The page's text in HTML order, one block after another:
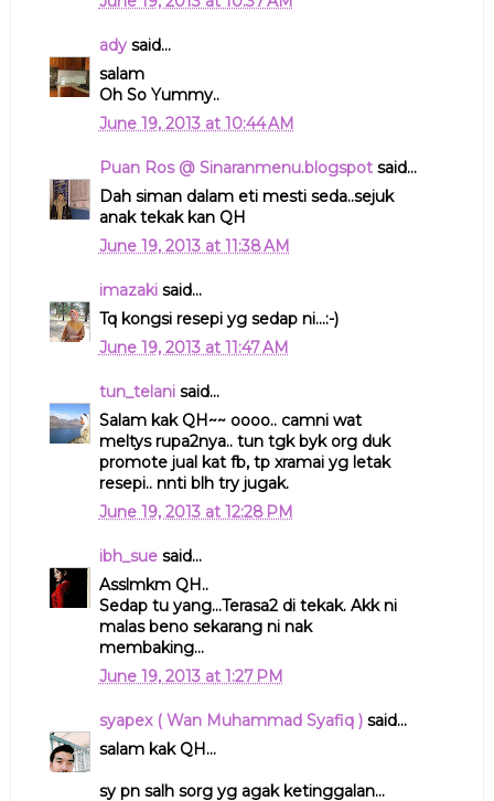
adysaid...
salam
Oh So Yummy..
June 19, 2013 at 10:44 AM
Puan Ros @ Sinaranmenu.blogspotsaid...
Dah siman dalam eti mesti seda..sejuk
anak tekak kan QH
June 19, 2013 at 11:38 AM
imazakisaid...
Tq kongsi resepi yg sedap ni...:-)
June 19, 2013 at 11:47 AM
tun_telanisaid...
Salam kak QH~~ oooo.. camni wat
meltys rupa2nya.. tun tgk byk org duk
promote jual kat fb, tp xramai yg letak
resepi.. nnti blh try jugak.
June 19, 2013 at 12:28 PM
ibh_suesaid...
Asslmkm QH..
Sedap tu yang...Terasa2 di tekak. Akk ni
malas beno sekarang ni nak
membaking...
June 19, 2013 at 1:27 PM
syapex ( Wan Muhammad Syafiq )said...
salam kak QH...
sy pn salh sorg yg agak ketinggalan...